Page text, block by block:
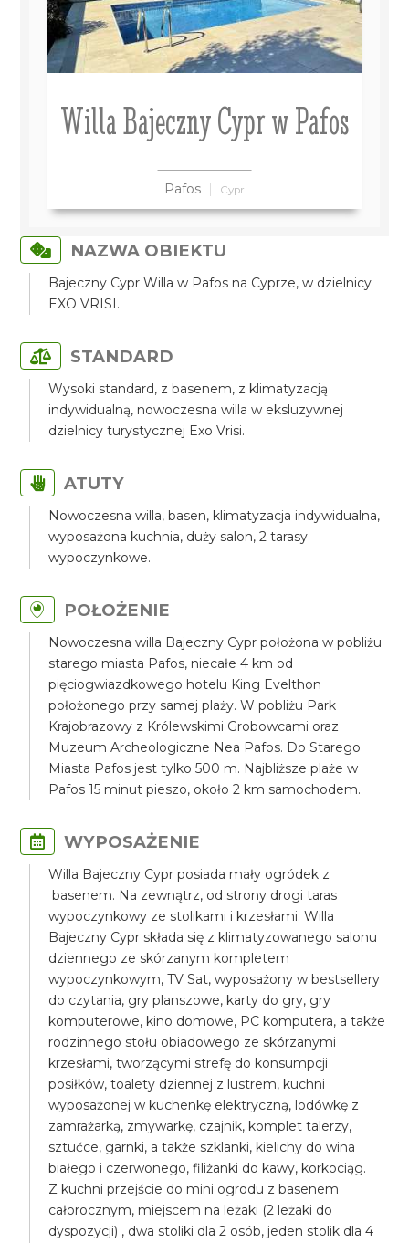
Willa Bajeczny Cypr w Pafos
Pafos Cypr
NAZWA OBIEKTU
Bajeczny Cypr Willa w Pafos na Cyprze, w dzielnicy
EXO VRISI.
STANDARD
Wysoki standard, z basenem, z klimatyzacją
indywidualną, nowoczesna willa w eksluzywnej
dzielnicy turystycznej Exo Vrisi.
ATUTY
Nowoczesna willa, basen, klimatyzacja indywidualna,
wyposażona kuchnia, duży salon, 2 tarasy
wypoczynkowe.
POŁOŻENIE
Nowoczesna willa Bajeczny Cypr położona w pobliżu
starego miasta Pafos, niecałe 4 km od
pięciogwiazdkowego hotelu King Evelthon
położonego przy samej plaży. W pobliżu Park
Krajobrazowy z Królewskimi Grobowcami oraz
Muzeum Archeologiczne Nea Pafos. Do Starego
Miasta Pafos jest tylko 500 m. Najbliższe plaże w
Pafos 15 minut pieszo, około 2 km samochodem.
WYPOSAŻENIE
Willa Bajeczny Cypr posiada mały ogródek z
basenem. Na zewnątrz, od strony drogi taras
wypoczynkowy ze stolikami i krzesłami. Willa
Bajeczny Cypr składa się z klimatyzowanego salonu
dziennego ze skórzanym kompletem
wypoczynkowym, TV Sat, wyposażony w bestsellery
do czytania, gry planszowe, karty do gry, gry
komputerowe, kino domowe, PC komputera, a także
rodzinnego stołu obiadowego ze skórzanymi
krzesłami, tworzącymi strefę do konsumpcji
posiłków, toalety dziennej z lustrem, kuchni
wyposażonej w kuchenkę elektryczną, lodówkę z
zamrażarką, zmywarkę, czajnik, komplet talerzy,
sztućce, garnki, a także szklanki, kielichy do wina
białego i czerwonego, filiżanki do kawy, korkociąg.
Z kuchni przejście do mini ogrodu z basenem
całorocznym, miejscem na leżaki (2 leżaki do
dyspozycji) , dwa stoliki dla 2 osób, jeden stolik dla 4